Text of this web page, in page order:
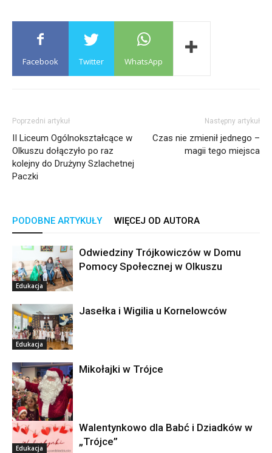
Facebook Twitter WhatsApp
Poprzedni artykuł
II Liceum Ogólnokształcące w
Olkuszu dołączyło po raz
kolejny do Drużyny Szlachetnej
Paczki
Następny artykuł
Czas nie zmienił jednego –
magii tego miejsca
PODOBNE ARTYKUŁY WIĘCEJ OD AUTORA
Edukacja
Odwiedziny Trójkowiczów w Domu
Pomocy Społecznej w Olkuszu
Edukacja
Jasełka i Wigilia u Kornelowców
Edukacja
Mikołajki w Trójce
Edukacja
Walentynkowo dla Babć i Dziadków w
„Trójce”